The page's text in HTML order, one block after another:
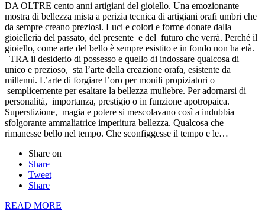
DA OLTRE cento anni artigiani del gioiello. Una emozionante
mostra di bellezza mista a perizia tecnica di artigiani orafi umbri che
da sempre creano preziosi. Luci e colori e forme donate dalla
gioielleria del passato, del presente e del futuro che verrà. Perché il
gioiello, come arte del bello è sempre esistito e in fondo non ha età.
TRA il desiderio di possesso e quello di indossare qualcosa di
unico e prezioso, sta l’arte della creazione orafa, esistente da
millenni. L’arte di forgiare l’oro per monili propiziatori o
semplicemente per esaltare la bellezza muliebre. Per adornarsi di
personalità, importanza, prestigio o in funzione apotropaica.
Superstizione, magia e potere si mescolavano così a indubbia
sfolgorante ammaliatrice imperitura bellezza. Qualcosa che
rimanesse bello nel tempo. Che sconfiggesse il tempo e le…
Share on
Share
Tweet
Share
READ MORE